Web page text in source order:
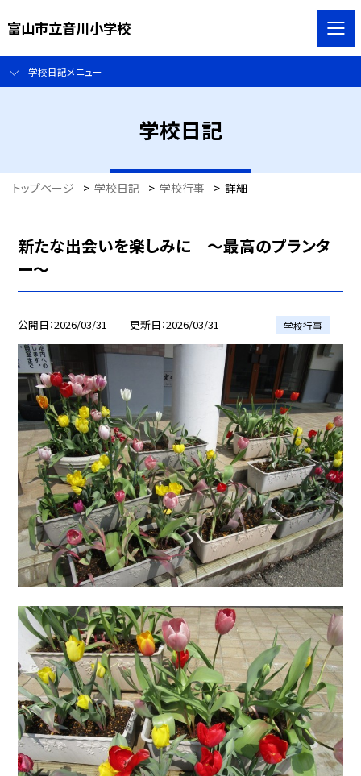
富山市立音川小学校
学校日記メニュー
学校日記
トップページ > 学校日記 > 学校行事 > 詳細
新たな出会いを楽しみに ～最高のプランタ
ー～
公開日 2026/03/31 更新日 2026/03/31 学校行事